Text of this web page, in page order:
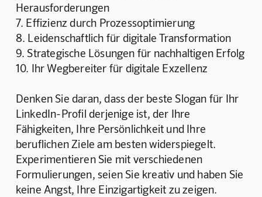
Herausforderungen
7. Effizienz durch Prozessoptimierung
8. Leidenschaftlich für digitale Transformation
9. Strategische Lösungen für nachhaltigen Erfolg
10. Ihr Wegbereiter für digitale Exzellenz
Denken Sie daran, dass der beste Slogan für Ihr
LinkedIn-Profil derjenige ist, der Ihre
Fähigkeiten, Ihre Persönlichkeit und Ihre
beruflichen Ziele am besten widerspiegelt.
Experimentieren Sie mit verschiedenen
Formulierungen, seien Sie kreativ und haben Sie
keine Angst, Ihre Einzigartigkeit zu zeigen.